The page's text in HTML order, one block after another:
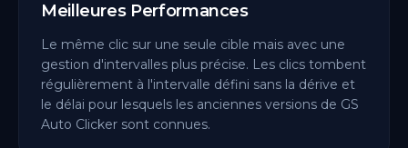
Meilleures Performances
Le même clic sur une seule cible mais avec une
gestion d'intervalles plus précise. Les clics tombent
régulièrement à l'intervalle défini sans la dérive et
le délai pour lesquels les anciennes versions de GS
Auto Clicker sont connues.